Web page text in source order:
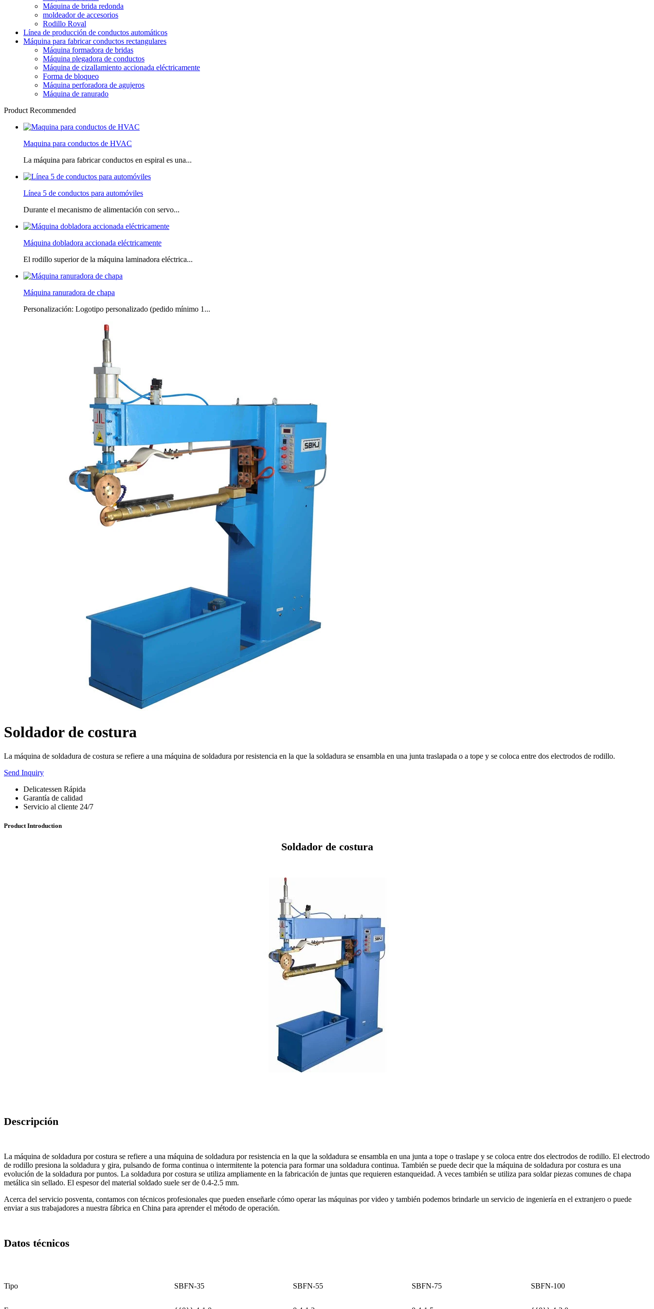
Máquina de brida redonda
moldeador de accesorios
Rodillo Roval
Línea de producción de conductos automáticos
Máquina para fabricar conductos rectangulares
Máquina formadora de bridas
Máquina plegadora de conductos
Máquina de cizallamiento accionada eléctricamente
Forma de bloqueo
Máquina perforadora de agujeros
Máquina de ranurado
Product Recommended
Maquina para conductos de HVAC
La máquina para fabricar conductos en espiral es una...
Línea 5 de conductos para automóviles
Durante el mecanismo de alimentación con servo...
Máquina dobladora accionada eléctricamente
El rodillo superior de la máquina laminadora eléctrica...
Máquina ranuradora de chapa
Personalización: Logotipo personalizado (pedido mínimo 1...
Soldador de costura
La máquina de soldadura de costura se refiere a una máquina de soldadura por resistencia en la que la soldadura se ensambla en una junta traslapada o a tope y se coloca entre dos electrodos de rodillo.
Send Inquiry
Delicatessen Rápida
Garantía de calidad
Servicio al cliente 24/7
Product Introduction
Soldador de costura
Descripción
La máquina de soldadura por costura se refiere a una máquina de soldadura por resistencia en la que la soldadura se ensambla en una junta a tope o traslape y se coloca entre dos electrodos de rodillo. El electrodo
de rodillo presiona la soldadura y gira, pulsando de forma continua o intermitente la potencia para formar una soldadura continua. También se puede decir que la máquina de soldadura por costura es una
evolución de la soldadura por puntos. La soldadura por costura se utiliza ampliamente en la fabricación de juntas que requieren estanqueidad. A veces también se utiliza para soldar piezas comunes de chapa
metálica sin sellado. El espesor del material soldado suele ser de 0.4-2.5 mm.
Acerca del servicio posventa, contamos con técnicos profesionales que pueden enseñarle cómo operar las máquinas por video y también podemos brindarle un servicio de ingeniería en el extranjero o puede
enviar a sus trabajadores a nuestra fábrica en China para aprender el método de operación.
Datos técnicos
Tipo SBFN-35 SBFN-55 SBFN-75 SBFN-100